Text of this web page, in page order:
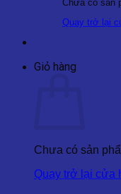
Chưa có sản
Quay trở lại
Giỏ hàng
Chưa có sản
Quay trở lại cửa